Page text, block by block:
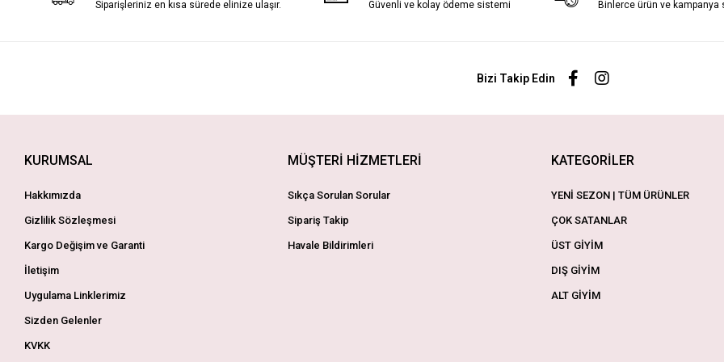
Siparişleriniz en kısa sürede elinize ulaşır. Güvenli ve kolay ödeme sistemi Binlerce ürün ve kampanya
Bizi Takip Edin
KURUMSAL
Hakkımızda
Gizlilik Sözleşmesi
Kargo Değişim ve Garanti
İletişim
Uygulama Linklerimiz
Sizden Gelenler
KVKK
MÜŞTERİ HİZMETLERİ
Sıkça Sorulan Sorular
Sipariş Takip
Havale Bildirimleri
KATEGORİLER
YENİ SEZON | TÜM ÜRÜNLER
ÇOK SATANLAR
ÜST GİYİM
DIŞ GİYİM
ALT GİYİM